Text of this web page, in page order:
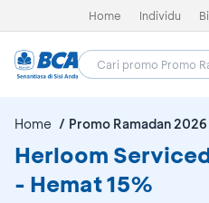
Home Individu
Home Promo Ramadan 2026
Herloom
- Hemat 15%